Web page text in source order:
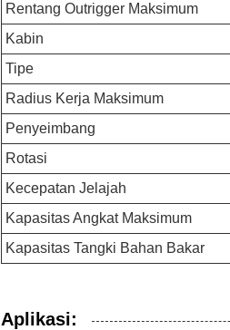
Rentang Outrigger Maksimum
Kabin
Tipe
Radius Kerja Maksimum
Penyeimbang
Rotasi
Kecepatan Jelajah
Kapasitas Angkat Maksimum
Kapasitas Tangki Bahan Bakar
Aplikasi: